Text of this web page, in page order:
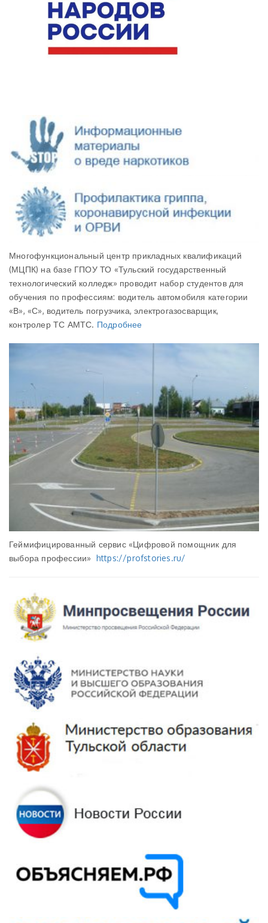
Многофункциональный центр прикладных квалификаций
(МЦПК) на базе ГПОУ ТО «Тульский государственный
технологический колледж» проводит набор студентов для
обучения по профессиям: водитель автомобиля категории
«В», «С», водитель погрузчика, электрогазосварщик,
контролер ТС АМТС. Подробнее
Геймифицированный сервис «Цифровой помощник для
выбора профессии» https://profstories.ru/